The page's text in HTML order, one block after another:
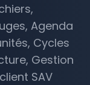
Agenda
Cycles
Gestion
SAV